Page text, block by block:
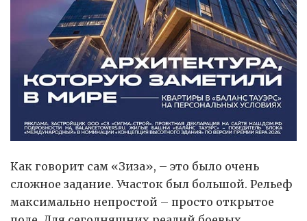
Как говорит сам «Зиза», – это было очень
сложное задание. Участок был большой. Рельеф
максимально непростой – просто открытое